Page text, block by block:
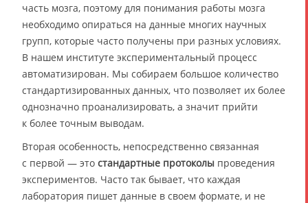
часть мозга, поэтому для понимания работы мозга
необходимо опираться на данные многих научных
групп, которые часто получены при разных условиях.
В нашем институте экспериментальный процесс
автоматизирован. Мы собираем большое количество
стандартизированных данных, что позволяет их более
однозначно проанализировать, а значит прийти
к более точным выводам.
Вторая особенность, непосредственно связанная
с первой — это стандартные протоколы проведения
экспериментов. Часто так бывает, что каждая
лаборатория пишет данные в своем формате, и не